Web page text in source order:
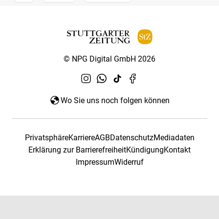
© NPG Digital GmbH 2026
Wo Sie uns noch folgen können
PrivatsphäreKarriereAGBDatenschutzMediadaten
Erklärung zur BarrierefreiheitKündigungKontakt
ImpressumWiderruf